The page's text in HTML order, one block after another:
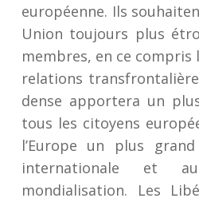
européenne. Ils
Union toujours plus
membres, en ce
relations
dense apportera un
tous les citoyens
l’Europe un plus
internationale et
mondialisation. Les